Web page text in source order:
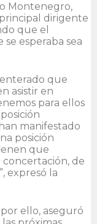
Montenegro,
dirigente
que el
esperaba sea
enterado que
asistir en
para ellos
manifestado
posición
que
concertación, de
expresó la
ello, aseguró